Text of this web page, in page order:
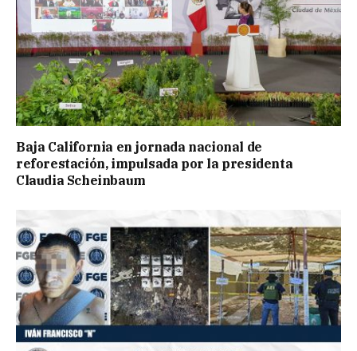
Baja California en jornada nacional de
reforestación, impulsada por la presidenta
Claudia Scheinbaum